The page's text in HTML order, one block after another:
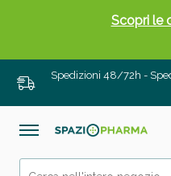
Spedizioni 48/72h -
Scopri le